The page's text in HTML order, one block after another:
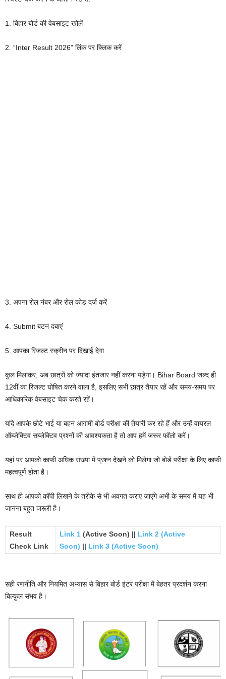
1. बिहार बोर्ड की वेबसाइट खोलें
2. “Inter Result 2026” लिंक पर क्लिक करें
3. अपना रोल नंबर और रोल कोड दर्ज करें
4. Submit बटन दबाएं
5. आपका रिजल्ट स्क्रीन पर दिखाई देगा
कुल मिलाकर, अब छात्रों को ज्यादा इंतजार नहीं करना पड़ेगा। Bihar Board जल्द ही
12वीं का रिजल्ट घोषित करने वाला है, इसलिए सभी छात्र तैयार रहें और समय-समय पर
आधिकारिक वेबसाइट चेक करते रहें।
यदि आपके छोटे भाई या बहन आगामी बोर्ड परीक्षा की तैयारी कर रहे हैं और उन्हें वायरल
ऑब्जेक्टिव सब्जेक्टिव प्रश्नों की आवश्यकता है तो आप हमें जरूर फॉलो करें।
यहां पर आपको काफी अधिक संख्या में प्रश्न देखने को मिलेगा जो बोर्ड परीक्षा के लिए काफी
महत्वपूर्ण होता है।
साथ ही आपको कॉपी लिखने के तरीके से भी अवगत कराए जाएंगे अभी के समय में यह भी
जानना बहुत जरूरी है।
Result
Check Link
Link 1 (Active Soon) || Link 2 (Active
Soon) || Link 3 (Active Soon)
सही रणनीति और नियमित अभ्यास से बिहार बोर्ड इंटर परीक्षा में बेहतर प्रदर्शन करना
बिल्कुल संभव है।